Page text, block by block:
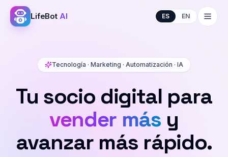
LifeBotAI ES EN
Objetivos
Experiencia
Empezar
Tecnología · Marketing · Automatización · IA
Tu socio digital para
vender más y
avanzar más rápido.